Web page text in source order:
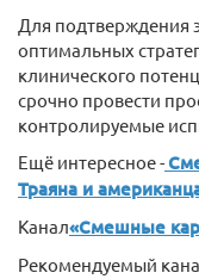
Для подтверждения
оптимальных
клинического
срочно провести
контролируемые
Ещё интересное -
Траяна и
Канал«Смешные
Рекомендуемый